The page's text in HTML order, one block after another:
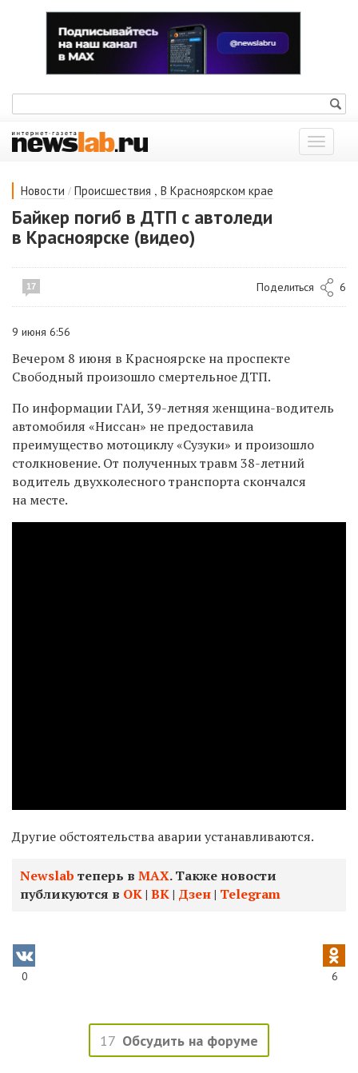
Показать
меню
Новости / Происшествия , В Красноярском крае
Байкер погиб в ДТП с автоледи
в Красноярске (видео)
17 Поделиться 6
9 июня 6:56
Вечером 8 июня в Красноярске на проспекте
Свободный произошло смертельное ДТП.
По информации ГАИ, 39-летняя женщина-водитель
автомобиля «Ниссан» не предоставила
преимущество мотоциклу «Сузуки» и произошло
столкновение. От полученных травм 38-летний
водитель двухколесного транспорта скончался
на месте.
Другие обстоятельства аварии устанавливаются.
Newslab теперь в МАХ. Также новости
публикуются в ОК| ВК| Дзен| Telegram
0 6
17 Обсудить на форуме